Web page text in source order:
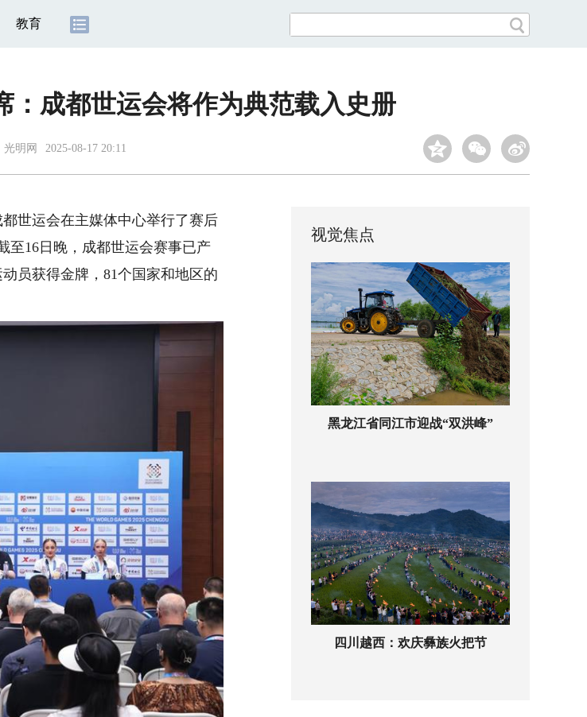
教育
：成都世运会将作为典范载入史册
光明网 2025-08-17 20:11
世运会在主媒体中心举行了赛后
至16日晚，成都世运会赛事已产
员获得金牌，81个国家和地区的
视觉焦点
黑龙江省同江市迎战“双洪峰”
四川越西：欢庆彝族火把节